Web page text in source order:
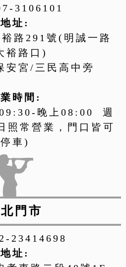
3106101
地址:
路291號(明誠一路
裕路口)
安宮/三民高中旁
時間:
晚上08:00 週
照常營業，門口皆可
停車)
門市
23414698
地址: